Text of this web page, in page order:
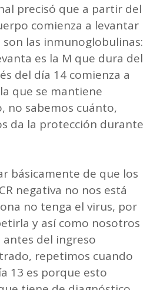
precisó que a partir del
comienza a levantar
las inmunoglobulinas:
es la M que dura del
del día 14 comienza a
que se mantiene
no sabemos cuánto,
da la protección durante
básicamente de que los
negativa no nos está
no tenga el virus, por
y así como nosotros
del ingreso
repetimos cuando
13 es porque esto